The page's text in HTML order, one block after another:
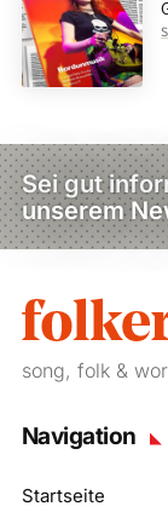
Sei gut
unserem
song, folk &
Navigation
Startseite